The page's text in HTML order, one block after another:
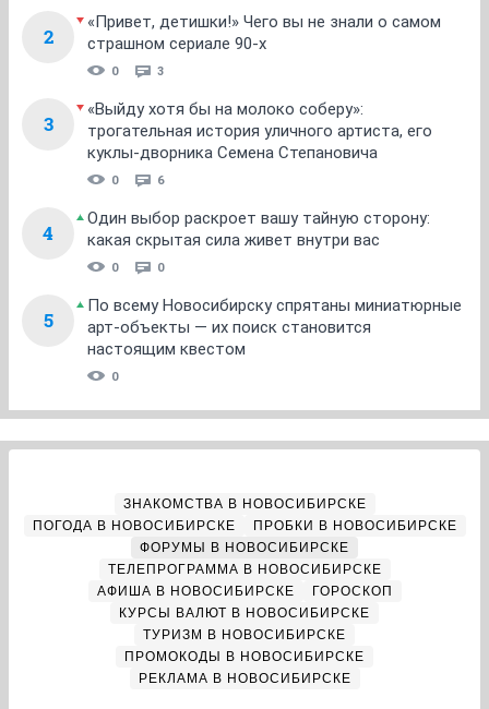
2
«Привет, детишки!» Чего вы не знали о самом
страшном сериале 90-х
0 3
3
«Выйду хотя бы на молоко соберу»:
трогательная история уличного артиста, его
куклы-дворника Семена Степановича
0 6
4
Один выбор раскроет вашу тайную сторону:
какая скрытая сила живет внутри вас
0 0
5
По всему Новосибирску спрятаны миниатюрные
арт-объекты — их поиск становится
настоящим квестом
0
ЗНАКОМСТВА В НОВОСИБИРСКЕ
ПОГОДА В НОВОСИБИРСКЕ
ПРОБКИ В НОВОСИБИРСКЕ
ФОРУМЫ В НОВОСИБИРСКЕ
ТЕЛЕПРОГРАММА В НОВОСИБИРСКЕ
АФИША В НОВОСИБИРСКЕ
ГОРОСКОП
КУРСЫ ВАЛЮТ В НОВОСИБИРСКЕ
ТУРИЗМ В НОВОСИБИРСКЕ
ПРОМОКОДЫ В НОВОСИБИРСКЕ
РЕКЛАМА В НОВОСИБИРСКЕ